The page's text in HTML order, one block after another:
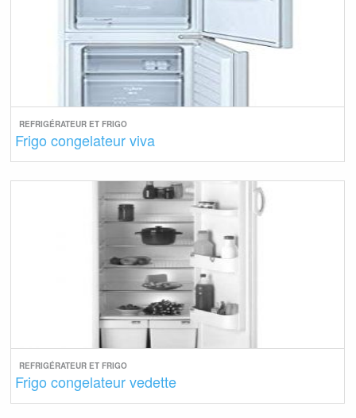
REFRIGÉRATEUR ET FRIGO
Frigo congelateur viva
REFRIGÉRATEUR ET FRIGO
Frigo congelateur vedette